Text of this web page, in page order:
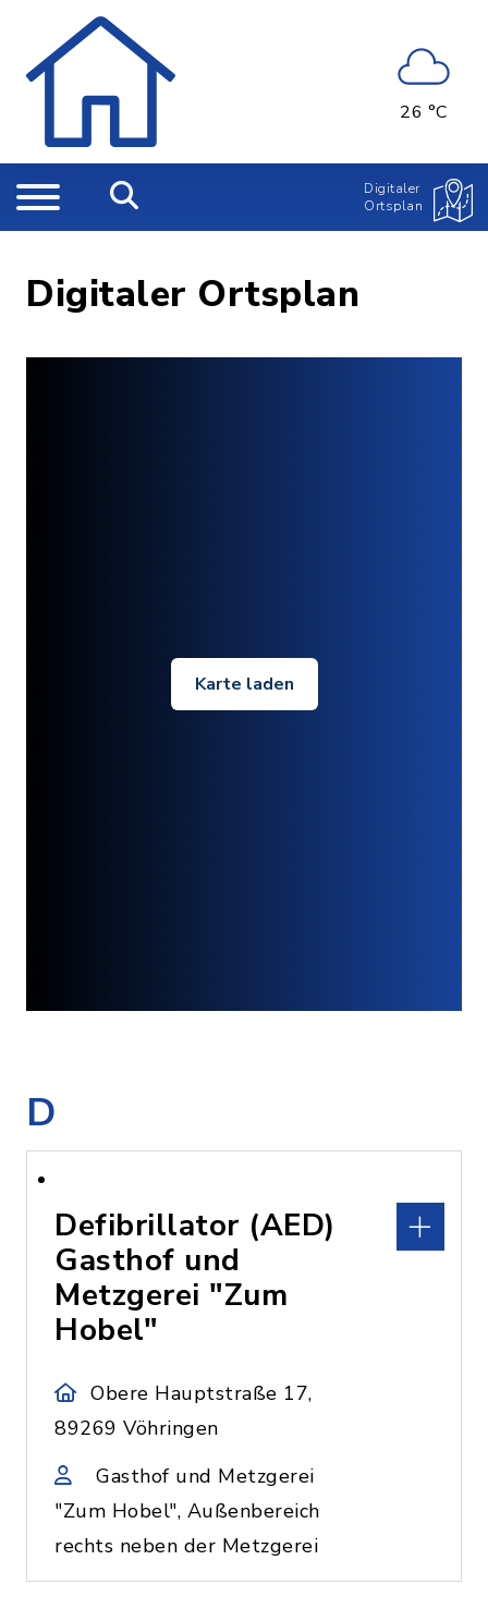
26 °C
Digitaler
Ortsplan
Digitaler Ortsplan
Karte laden
D
Defibrillator (AED)
Gasthof und
Metzgerei "Zum
Hobel"
Obere Hauptstraße 17,
89269 Vöhringen
Gasthof und Metzgerei
"Zum Hobel", Außenbereich
rechts neben der Metzgerei